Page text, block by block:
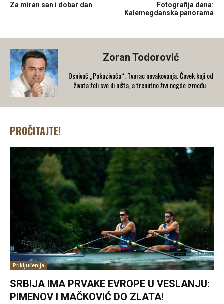
Za miran san i dobar dan
Fotografija dana:
Kalemegdanska panorama
Zoran Todorović
Osnivač „Pokazivača“. Tvorac novakovanja. Čovek koji od
života želi sve ili ništa, a trenutno živi negde između.
PROČITAJTE!
Priključenija
SRBIJA IMA PRVAKE EVROPE U VESLANJU:
PIMENOV I MAČKOVIĆ DO ZLATA!